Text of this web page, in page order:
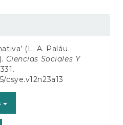
(L. A. Paláu
Ciencias Sociales Y
csye.v12n23a13